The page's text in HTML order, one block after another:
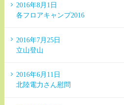
2016年8月1日
各フロアキャンプ2016
2016年7月25日
立山登山
2016年6月11日
北陸電力さん慰問